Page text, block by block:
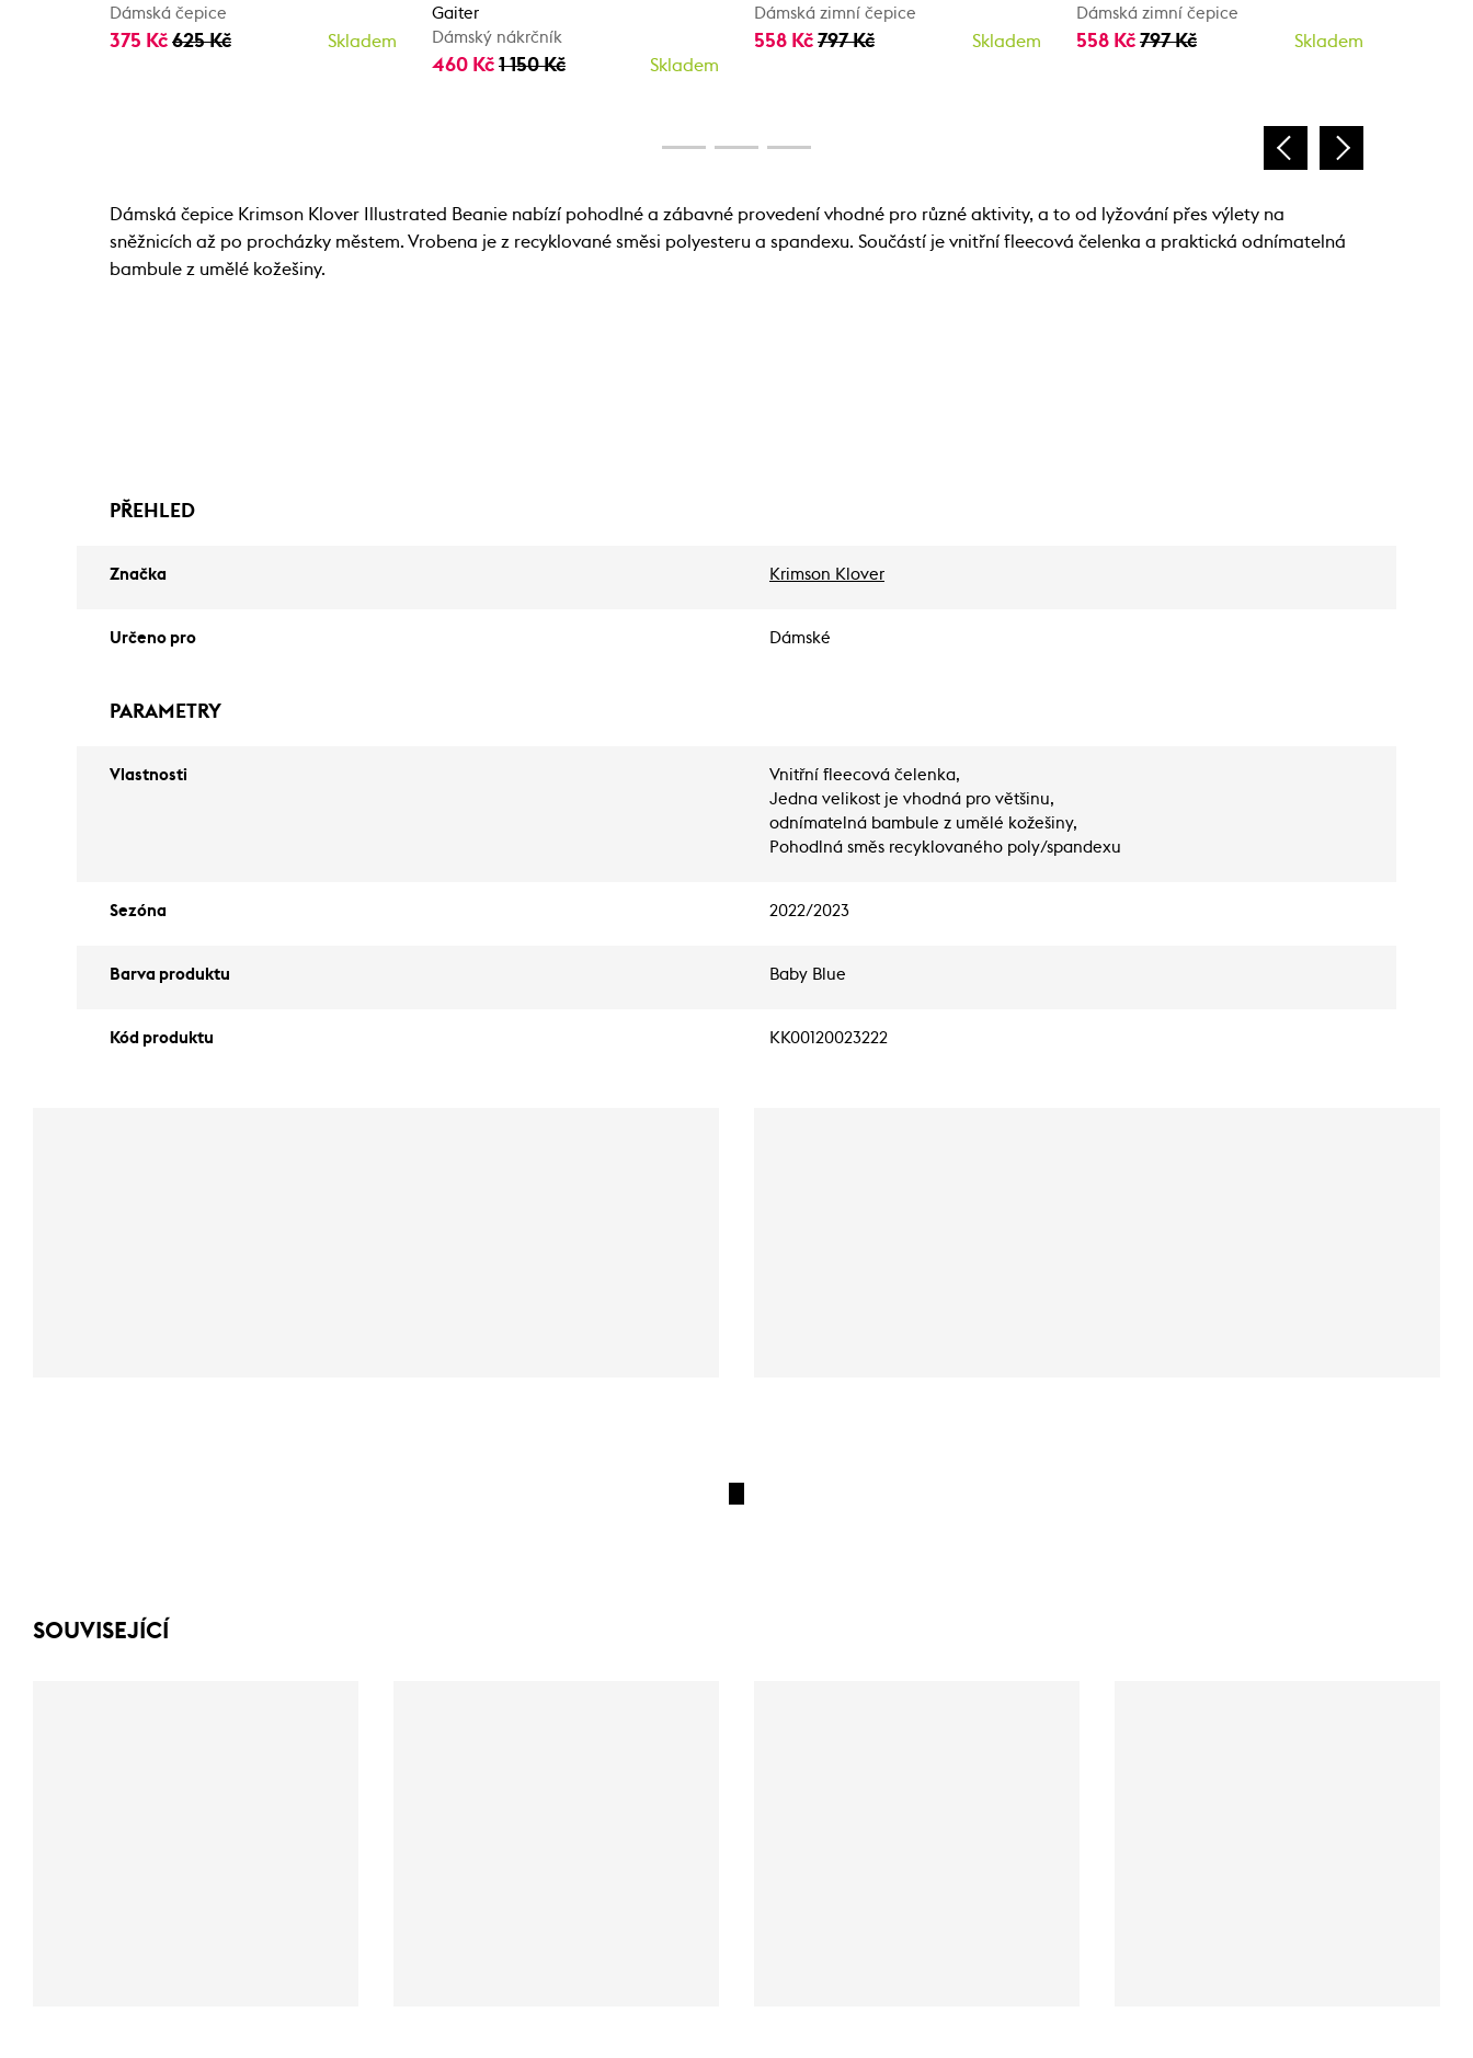
Dámská čepice
375 Kč 625 Kč Skladem
Gaiter
Dámský nákrčník
460 Kč 1 150 Kč Skladem
Dámská zimní čepice
558 Kč 797 Kč Skladem
Dámská zimní čepice
558 Kč 797 Kč Skladem
Dámská čepice Krimson Klover Illustrated Beanie nabízí pohodlné a zábavné provedení vhodné pro různé aktivity, a to od lyžování přes výlety na
sněžnicích až po procházky městem. Vrobena je z recyklované směsi polyesteru a spandexu. Součástí je vnitřní fleecová čelenka a praktická odnímatelná
bambule z umělé kožešiny.
PŘEHLED
Značka Krimson Klover
Určeno pro Dámské
PARAMETRY
Vlastnosti
Vnitřní fleecová čelenka,
Jedna velikost je vhodná pro většinu,
odnímatelná bambule z umělé kožešiny,
Pohodlná směs recyklovaného poly/spandexu
Sezóna 2022/2023
Barva produktu Baby Blue
Kód produktu KK00120023222
SOUVISEJÍCÍ